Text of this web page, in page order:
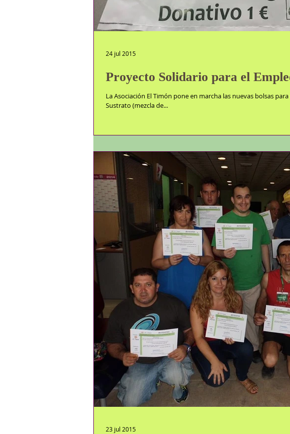
Proyecto Solidario para el
La Asociación El Timón pone en marcha las nuevas bolsas
Sustrato (mezcla de...
24 jul 2015
23 jul 2015